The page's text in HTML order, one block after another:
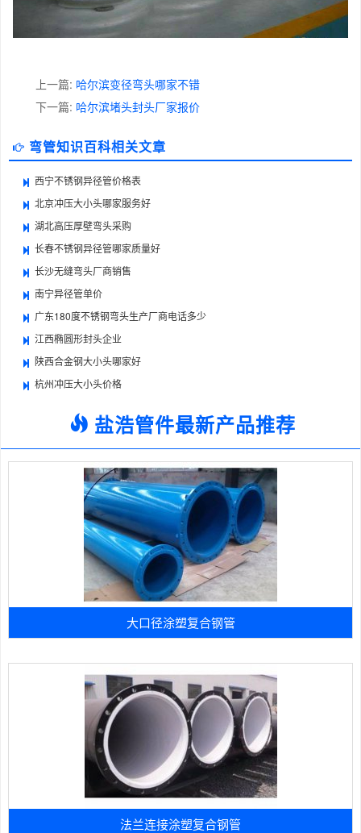
上一篇: 哈尔滨变径弯头哪家不错
下一篇: 哈尔滨堵头封头厂家报价
弯管知识百科相关文章
西宁不锈钢异径管价格表
北京冲压大小头哪家服务好
湖北高压厚壁弯头采购
长春不锈钢异径管哪家质量好
长沙无缝弯头厂商销售
南宁异径管单价
广东180度不锈钢弯头生产厂商电话多少
江西椭圆形封头企业
陕西合金钢大小头哪家好
杭州冲压大小头价格
盐浩管件最新产品推荐
大口径涂塑复合钢管
法兰连接涂塑复合钢管